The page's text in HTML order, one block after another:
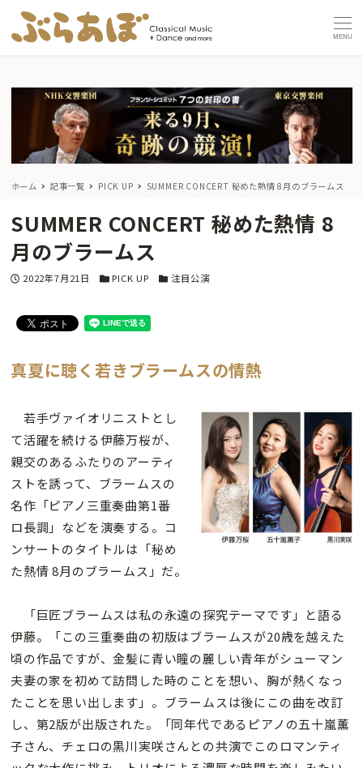
MENU
ホーム 記事一覧 PICK UP SUMMER CONCERT 秘めた熱情 8月のブラームス
SUMMER CONCERT 秘めた熱情 8
月のブラームス
投稿日
2022年7月21日 カテゴリー
PICK UP カテゴリー
注目公演
真夏に聴く若きブラームスの情熱
若手ヴァイオリニストとし
て活躍を続ける伊藤万桜が、
親交のあるふたりのアーティ
ストを誘って、ブラームスの
名作「ピアノ三重奏曲第1番
ロ長調」などを演奏する。コ
ンサートのタイトルは「秘め
た熱情 8月のブラームス」だ。
「巨匠ブラームスは私の永遠の探究テーマです」と語る
伊藤。「この三重奏曲の初版はブラームスが20歳を越えた
頃の作品ですが、金髪に青い瞳の麗しい青年がシューマン
夫妻の家を初めて訪問した時のことを想い、胸が熱くなっ
たことを思い出します」。ブラームスは後にこの曲を改訂
し、第2版が出版された。「同年代であるピアノの五十嵐薫
子さん、チェロの黒川実咲さんとの共演でこのロマンティ